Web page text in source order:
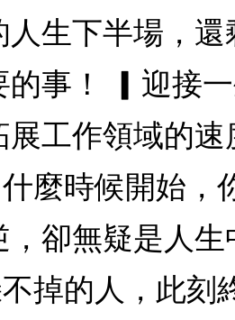
生下半場，還
的事！ ▎迎接
工作領域的速
麼時候開始，
卻無疑是人生
掉的人，此刻